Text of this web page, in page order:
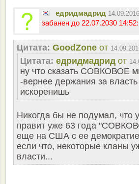
едридмадрид
забанен до 22.07.2030
Цитата: GoodZone от
Цитата: едридмадрид от
ну что сказать СОВКОВОЕ
-вернее держания за
искоренишь
Никогда бы не подумал, что
правит уже 63 года
еще на США с ее
если что, некоторые кланы
власти...